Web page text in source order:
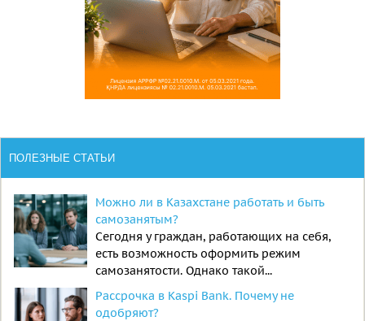
ПОЛЕЗНЫЕ СТАТЬИ
Можно ли в Казахстане работать и быть
самозанятым?
Сегодня у граждан, работающих на себя,
есть возможность оформить режим
самозанятости. Однако такой...
Рассрочка в Kaspi Bank. Почему не
одобряют?